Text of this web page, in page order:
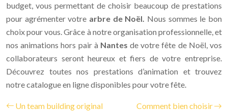
budget, vous permettant de choisir beaucoup de prestations
pour agrémenter votre arbre de Noël. Nous sommes le bon
choix pour vous. Grâce à notre organisation professionnelle, et
nos animations hors pair à Nantes de votre fête de Noël, vos
collaborateurs seront heureux et fiers de votre entreprise.
Découvrez toutes nos prestations d’animation et trouvez
notre catalogue en ligne disponibles pour votre fête.
Un team building original
Comment bien choisir